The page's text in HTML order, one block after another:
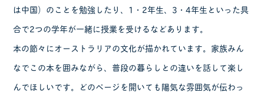
は中国）のことを勉強したり、1・2年生、3・4年生といった具
合で2つの学年が一緒に授業を受けるなどあります。
本の節々にオーストラリアの文化が描かれています。家族みん
なでこの本を囲みながら、普段の暮らしとの違いを話して楽し
んでほしいです。どのページを開いても陽気な雰囲気が伝わっ